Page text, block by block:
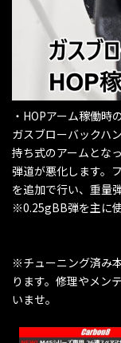
・HOPアーム稼働時
ガスブローバックハ
持ち式のアームとな
弾道が悪化します。
を追加で行い、重量
※0.25gBB弾を主に
※チューニング済み
ります。修理やメン
いませ。